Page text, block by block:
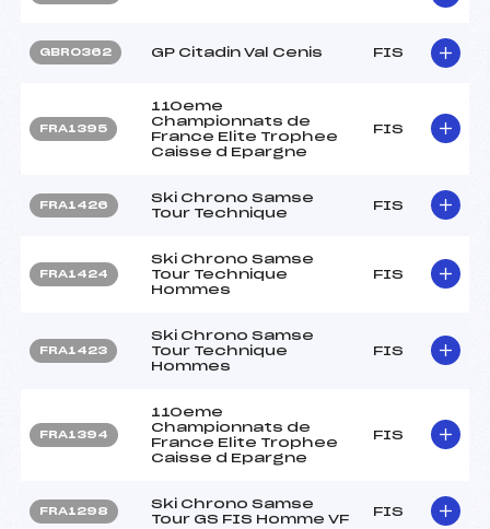
GBR0362 GP Citadin Val Cenis FIS
FRA1395
110eme
Championnats de
France Elite Trophee
Caisse d Epargne
FIS
FRA1426
Ski Chrono Samse
Tour Technique
FIS
FRA1424
Ski Chrono Samse
Tour Technique
Hommes
FIS
FRA1423
Ski Chrono Samse
Tour Technique
Hommes
FIS
FRA1394
110eme
Championnats de
France Elite Trophee
Caisse d Epargne
FIS
FRA1298
Ski Chrono Samse
Tour GS FIS Homme VF
FIS